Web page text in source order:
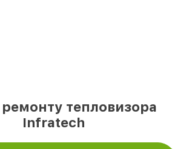
ремонту тепловизора
Infratech